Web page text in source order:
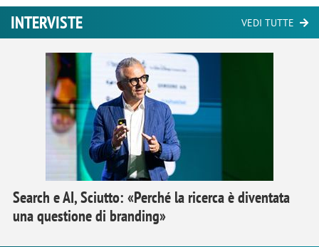
INTERVISTE VEDI TUTTE
Search e AI, Sciutto: «Perché la ricerca è diventata
una questione di branding»